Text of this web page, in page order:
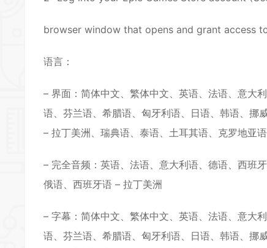
browser window that opens and grant access
语言：
– 界面：简体中文、繁体中文、英语、法语、意大
语、芬兰语、希腊语、匈牙利语、日语、韩语、挪
– 拉丁美洲、瑞典语、泰语、土耳其语、克罗地亚语
– 完全音频：英语、法语、意大利语、德语、西班
俄语、西班牙语 – 拉丁美洲
– 字幕：简体中文、繁体中文、英语、法语、意大
语、芬兰语、希腊语、匈牙利语、日语、韩语、挪